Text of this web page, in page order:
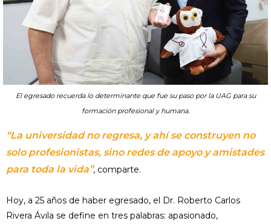
El egresado recuerda lo determinante que fue su paso por la UAG para su
formación profesional y humana.
“La universidad no regresa, y ahí se construyen no
solo profesionistas, sino redes de apoyo y amistades
para toda la vida”, comparte.
Hoy, a 25 años de haber egresado, el Dr. Roberto Carlos
Rivera Ávila se define en tres palabras: apasionado,